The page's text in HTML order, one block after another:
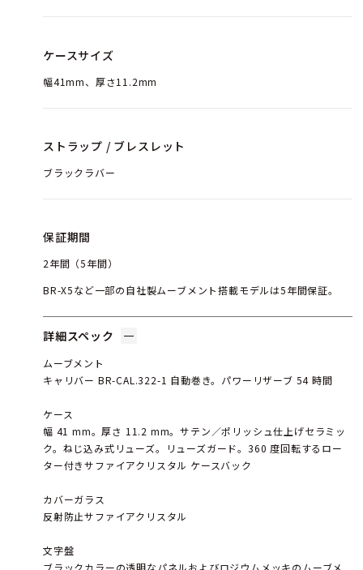
ケースサイズ
幅41mm、厚さ11.2mm
ストラップ / ブレスレット
ブラックラバー
保証期間
2年間（5年間）
BR-X5など一部の自社製ムーブメント搭載モデルは5年間保証。
詳細スペック
ムーブメント
キャリバー BR-CAL.322-1 自動巻き。パワーリザーブ 54 時間
ケース
幅 41 mm。厚さ 11.2 mm。サテン／ポリッシュ仕上げセラミッ
ク。ねじ込み式リューズ。リューズガード。360 度回転するロー
ター付きサファイアクリスタル ケースバック
カバーガラス
反射防止サファイアクリスタル
文字盤